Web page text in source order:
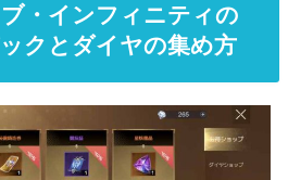
・インフィニティの
クとダイヤの集め方